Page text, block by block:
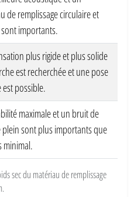
de remplissage circulaire et
importants.
plus rigide et plus solide
est recherchée et une pose
possible.
maximale et un bruit de
plein sont plus importants que
minimal.
sec du matériau de remplissage